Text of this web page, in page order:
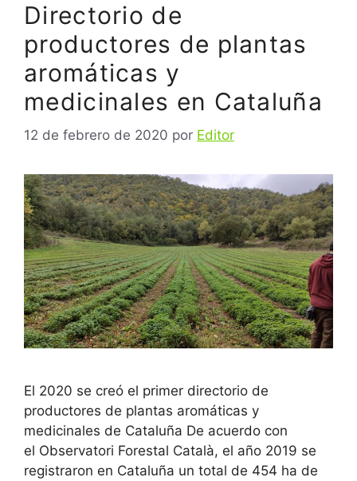
Directorio de
productores de plantas
aromáticas y
medicinales en Cataluña
12 de febrero de 2020 por Editor
El 2020 se creó el primer directorio de
productores de plantas aromáticas y
medicinales de Cataluña De acuerdo con
el Observatori Forestal Català, el año 2019 se
registraron en Cataluña un total de 454 ha de